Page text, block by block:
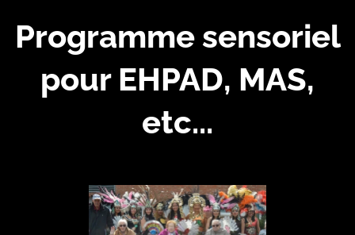
Programme sensoriel
pour EHPAD, MAS,
etc...